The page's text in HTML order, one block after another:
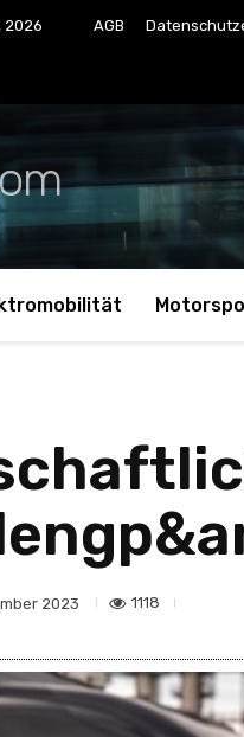
2026 AGB
2023 1118